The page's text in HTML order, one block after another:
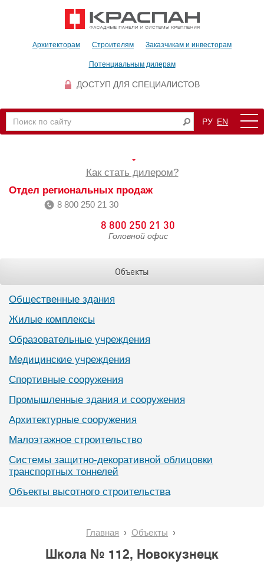
Архитекторам Строителям Заказчикам и инвесторам
Потенциальным дилерам
ДОСТУП ДЛЯ СПЕЦИАЛИСТОВ
РУ EN
Как стать дилером?
Отдел региональных продаж
8 800 250 21 30
8 800 250 21 30
Головной офис
Объекты
Общественные здания
Жилые комплексы
Образовательные учреждения
Медицинские учреждения
Спортивные сооружения
Промышленные здания и сооружения
Архитектурные сооружения
Малоэтажное строительство
Системы защитно-декоративной облицовки
транспортных тоннелей
Объекты высотного строительства
Главная Объекты
Школа № 112, Новокузнецк